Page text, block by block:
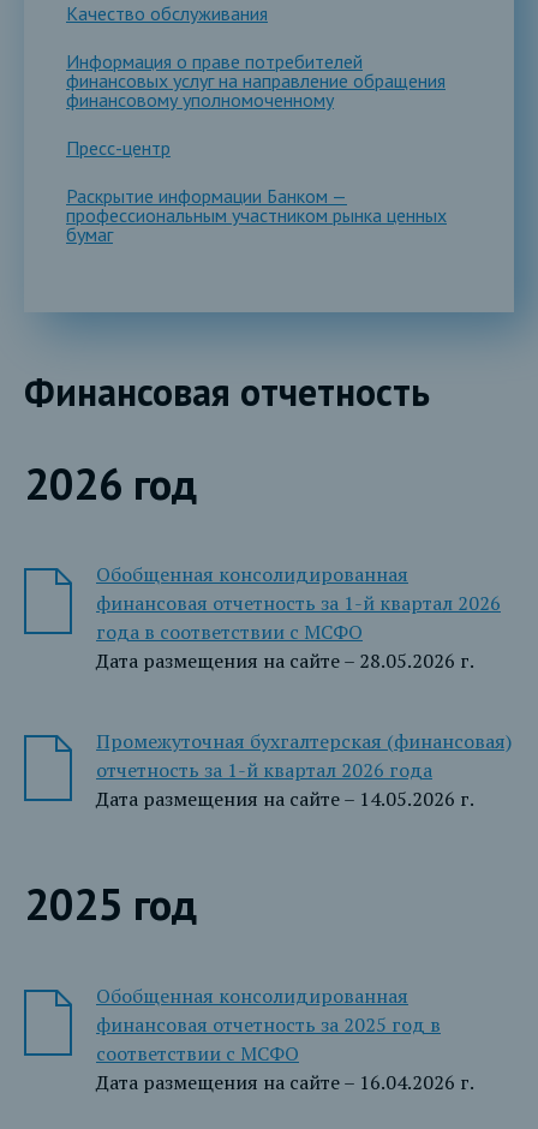
Качество обслуживания
Информация о праве потребителей
финансовых услуг на направление обращения
финансовому уполномоченному
Пресс-центр
Раскрытие информации Банком —
профессиональным участником рынка ценных
бумаг
Финансовая отчетность
2026 год
Обобщенная консолидированная
финансовая отчетность за 1-й квартал 2026
года в соответствии с МСФО
Дата размещения на сайте – 28.05.2026 г.
Промежуточная бухгалтерская (финансовая)
отчетность за 1-й квартал 2026 года
Дата размещения на сайте – 14.05.2026 г.
2025 год
Обобщенная консолидированная
финансовая отчетность за 2025 год в
соответствии с МСФО
Дата размещения на сайте – 16.04.2026 г.